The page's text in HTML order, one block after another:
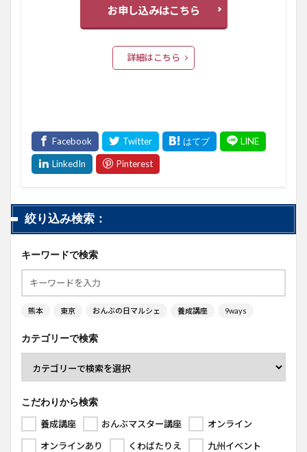
お申し込みはこちら
詳細はこちら
絞り込み検索：
キーワードで検索
熊本 東京 おんぶの日マルシェ 養成講座 9ways
カテゴリーで検索
こだわりから検索
養成講座
おんぶマスター講座
オンライン
オンラインあり
くわばたりえ
九州イベント